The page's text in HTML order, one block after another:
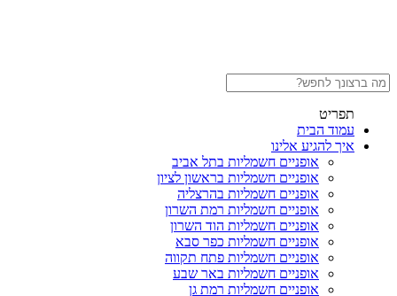
תפריט
עמוד הבית
איך להגיע אלינו
אופניים חשמליות בתל אביב
אופניים חשמליות בראשון לציון
אופניים חשמליות בהרצליה
אופניים חשמליות רמת השרון
אופניים חשמליות הוד השרון
אופניים חשמליות כפר סבא
אופניים חשמליות פתח תקווה
אופניים חשמליות באר שבע
אופניים חשמליות רמת גן